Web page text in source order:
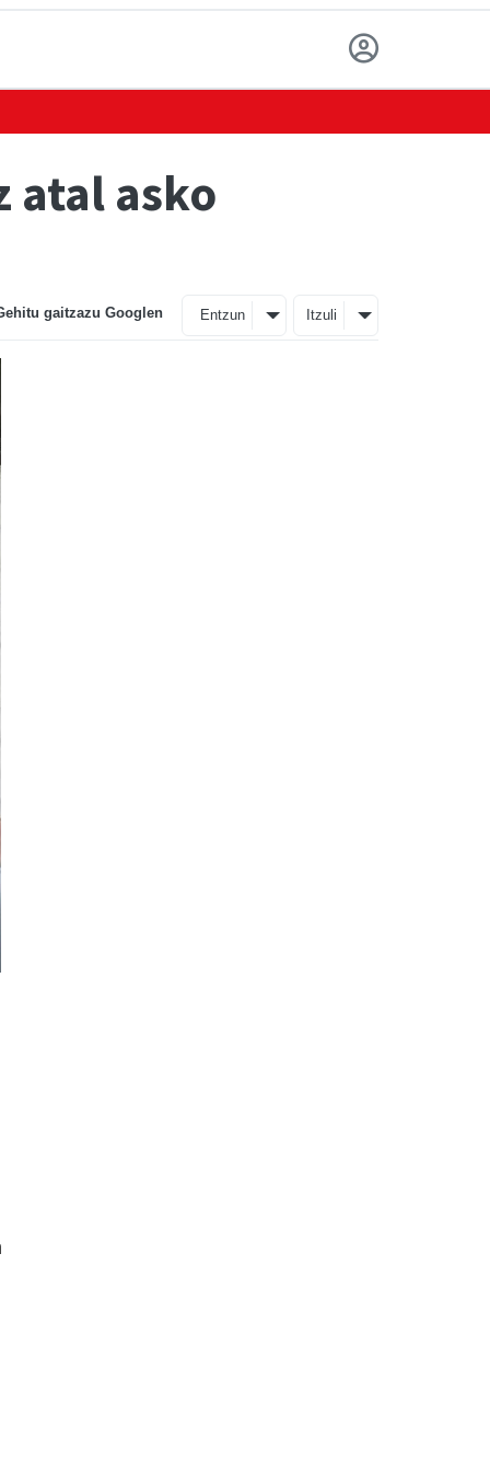
atal asko
gaitzazu Googlen Entzun Itzuli